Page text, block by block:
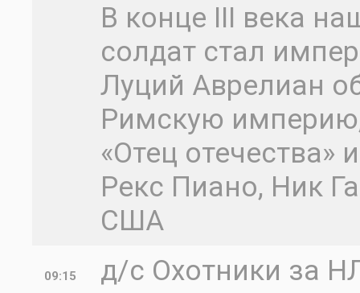
В конце III века
солдат стал
Луций Аврелиан
Римскую
«Отец отечества»
Рекс Пиано, Ник
США
09:15
д/с Охотники за